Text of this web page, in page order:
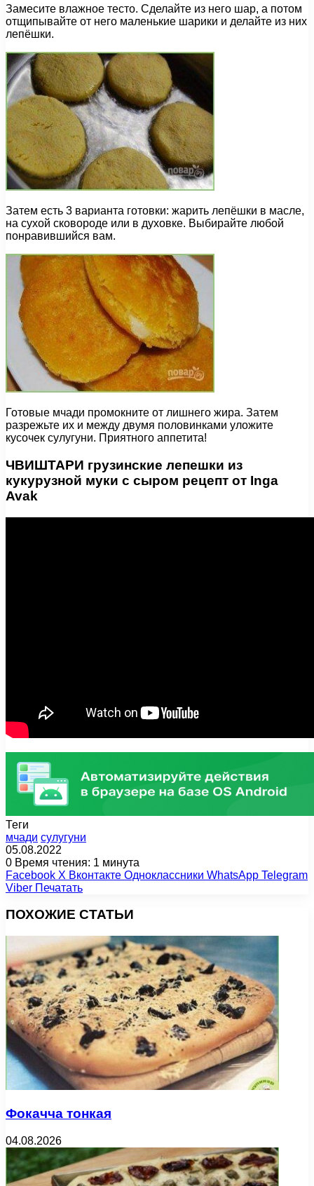
Замесите влажное тесто. Сделайте из него шар, а потом
отщипывайте от него маленькие шарики и делайте из них
лепёшки.
Затем есть 3 варианта готовки: жарить лепёшки в масле,
на сухой сковороде или в духовке. Выбирайте любой
понравившийся вам.
Готовые мчади промокните от лишнего жира. Затем
разрежьте их и между двумя половинками уложите
кусочек сулугуни. Приятного аппетита!
ЧВИШТАРИ грузинские лепешки из
кукурузной муки с сыром рецепт от Inga
Avak
Теги
мчади сулугуни
05.08.2022
0 Время чтения: 1 минута
Facebook X Вконтакте Одноклассники WhatsApp Telegram
Viber Печатать
ПОХОЖИЕ СТАТЬИ
Фокачча тонкая
04.08.2026